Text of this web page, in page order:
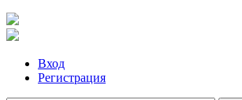
Вход
Регистрация